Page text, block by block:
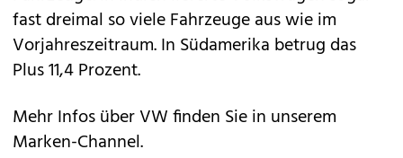
fast dreimal so viele Fahrzeuge aus wie im
Vorjahreszeitraum. In Südamerika betrug das
Plus 11,4 Prozent.
Mehr Infos über VW finden Sie in unserem
Marken-Channel.